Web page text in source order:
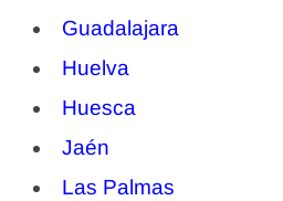
Guadalajara
Huelva
Huesca
Jaén
Las Palmas